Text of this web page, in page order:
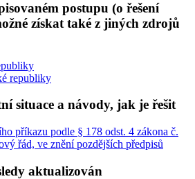
postupu (o řešení
získat také z jiných zdrojů
republiky
situace a návody, jak je řešit
příkazu podle § 178 odst. 4 zákona č.
řád, ve znění pozdějších předpisů
aktualizován